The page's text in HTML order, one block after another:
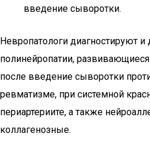
введение сыворотки.
Невропатологи диагностируют
полинейропатии,
после введение сыворотки
ревматизме, при системной
периартериите, а также
коллагенозные.